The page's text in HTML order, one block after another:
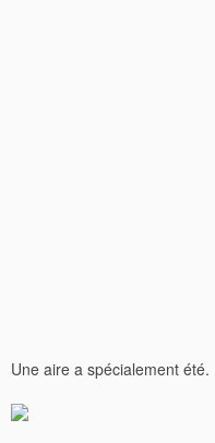
Une aire a spécialement été.